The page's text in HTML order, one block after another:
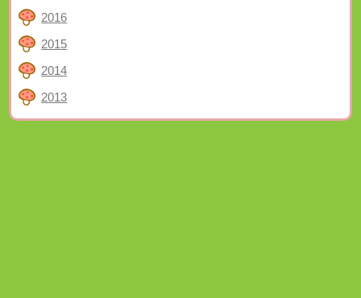
2016
2015
2014
2013